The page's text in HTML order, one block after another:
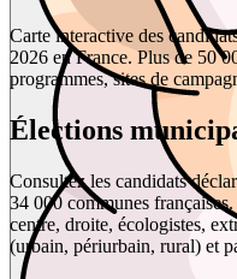
Carte interactive des
2026 en France. Plus de 50
programmes, sites de
Élections
Consultez les candidats
34 000 communes
centre, droite, écologistes,
(urbain, périurbain, rural) et